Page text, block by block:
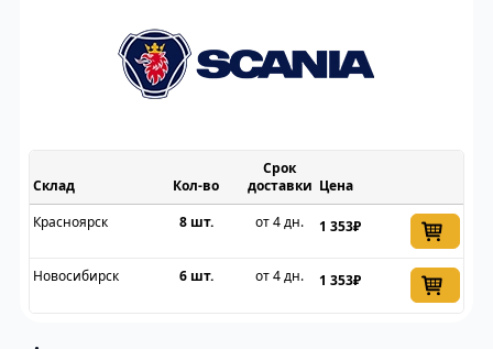
Склад
Срок
доставки Цена
Красноярск
8 шт. от 4 дн. 1 353₽
Новосибирск 6 шт. от 4 дн. 1 353₽